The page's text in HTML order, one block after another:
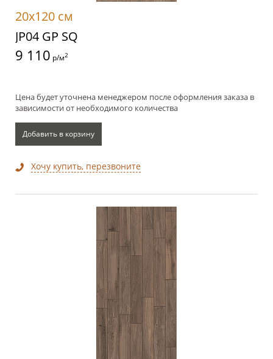
20x120 см
JP04 GP SQ
9 110 р/м2
Цена будет уточнена менеджером после оформления заказа в
зависимости от необходимого количества
Добавить в корзину
Хочу купить, перезвоните